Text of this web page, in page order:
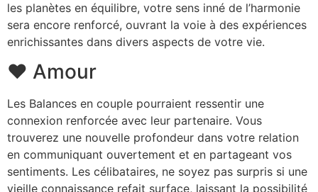
les planètes en équilibre, votre sens inné de l’harmonie
sera encore renforcé, ouvrant la voie à des expériences
enrichissantes dans divers aspects de votre vie.
❤️ Amour
Les Balances en couple pourraient ressentir une
connexion renforcée avec leur partenaire. Vous
trouverez une nouvelle profondeur dans votre relation
en communiquant ouvertement et en partageant vos
sentiments. Les célibataires, ne soyez pas surpris si une
vieille connaissance refait surface, laissant la possibilité